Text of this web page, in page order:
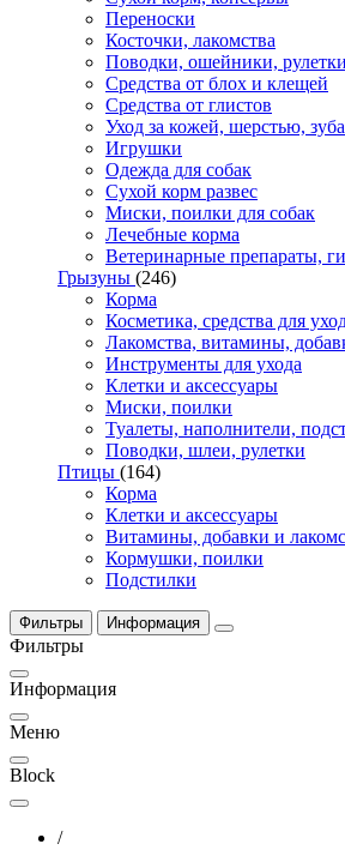
Переноски
Косточки, лакомства
Поводки, ошейники, рулетки
Средства от блох и клещей
Средства от глистов
Уход за кожей, шерстью,
Игрушки
Одежда для собак
Сухой корм развес
Миски, поилки для собак
Лечебные корма
Ветеринарные препараты,
Грызуны (246)
Корма
Косметика, средства для
Лакомства, витамины,
Инструменты для ухода
Клетки и аксессуары
Миски, поилки
Туалеты, наполнители,
Поводки, шлеи, рулетки
Птицы (164)
Корма
Клетки и аксессуары
Витамины, добавки и
Кормушки, поилки
Подстилки
Фильтры Информация
Фильтры
Информация
Меню
Block
/